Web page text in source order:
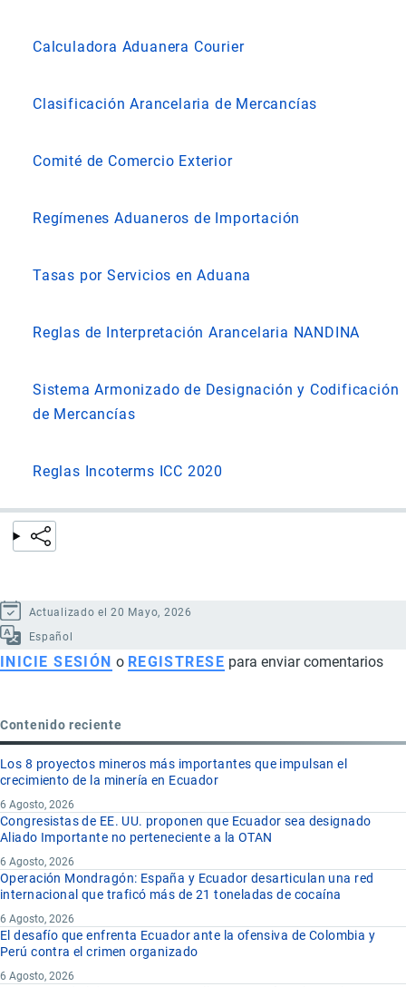
Calculadora Aduanera Courier
Clasificación Arancelaria de Mercancías
Comité de Comercio Exterior
Regímenes Aduaneros de Importación
Tasas por Servicios en Aduana
Reglas de Interpretación Arancelaria NANDINA
Sistema Armonizado de Designación y Codificación
de Mercancías
Reglas Incoterms ICC 2020
Actualizado el 20 Mayo, 2026
Español
INICIE SESIÓN o REGISTRESE para enviar comentarios
Contenido reciente
Los 8 proyectos mineros más importantes que impulsan el
crecimiento de la minería en Ecuador
6 Agosto, 2026
Congresistas de EE. UU. proponen que Ecuador sea designado
Aliado Importante no perteneciente a la OTAN
6 Agosto, 2026
Operación Mondragón: España y Ecuador desarticulan una red
internacional que traficó más de 21 toneladas de cocaína
6 Agosto, 2026
El desafío que enfrenta Ecuador ante la ofensiva de Colombia y
Perú contra el crimen organizado
6 Agosto, 2026